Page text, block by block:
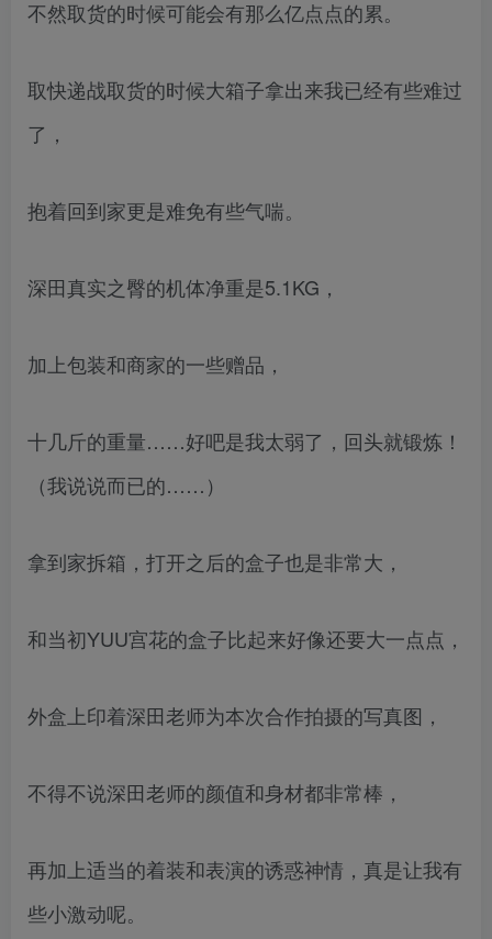
不然取货的时候可能会有那么亿点点的累。
取快递战取货的时候大箱子拿出来我已经有些难过
了，
抱着回到家更是难免有些气喘。
深田真实之臀的机体净重是5.1KG，
加上包装和商家的一些赠品，
十几斤的重量……好吧是我太弱了，回头就锻炼！
（我说说而已的……）
拿到家拆箱，打开之后的盒子也是非常大，
和当初YUU宫花的盒子比起来好像还要大一点点，
外盒上印着深田老师为本次合作拍摄的写真图，
不得不说深田老师的颜值和身材都非常棒，
再加上适当的着装和表演的诱惑神情，真是让我有
些小激动呢。